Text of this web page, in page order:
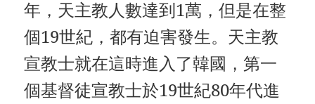
年，天主教人數達到1萬，但是在整
個19世紀，都有迫害發生。天主教
宣教士就在這時進入了韓國，第一
個基督徒宣教士於19世紀80年代進